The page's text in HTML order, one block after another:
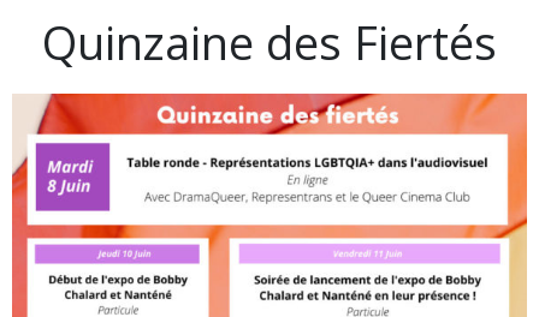
Quinzaine des Fiertés